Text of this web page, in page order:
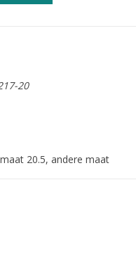
20
20.5, andere maat
1-2 dagen.